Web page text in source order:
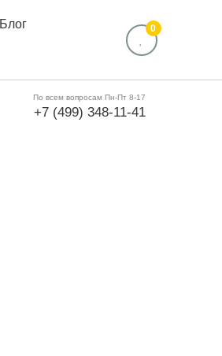
Блог 0
По всем вопросам Пн-Пт 8-17
+7 (499) 348-11-41